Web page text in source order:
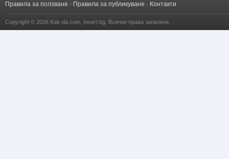
Правила за ползване · Правила за публикуване · Контакти
Copyright © 2026 Kak-da.com Insert.bg . Всички права запазени.